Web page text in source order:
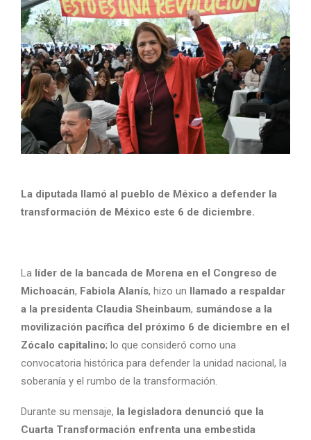
La diputada llamó al pueblo de México a defender la
transformación de México este 6 de diciembre.
La líder de la bancada de Morena en el Congreso de
Michoacán, Fabiola Alanís, hizo un llamado a respaldar
a la presidenta Claudia Sheinbaum, sumándose a la
movilización pacífica del próximo 6 de diciembre en el
Zócalo capitalino; lo que consideró como una
convocatoria histórica para defender la unidad nacional, la
soberanía y el rumbo de la transformación.
Durante su mensaje, la legisladora denunció que la
Cuarta Transformación enfrenta una embestida